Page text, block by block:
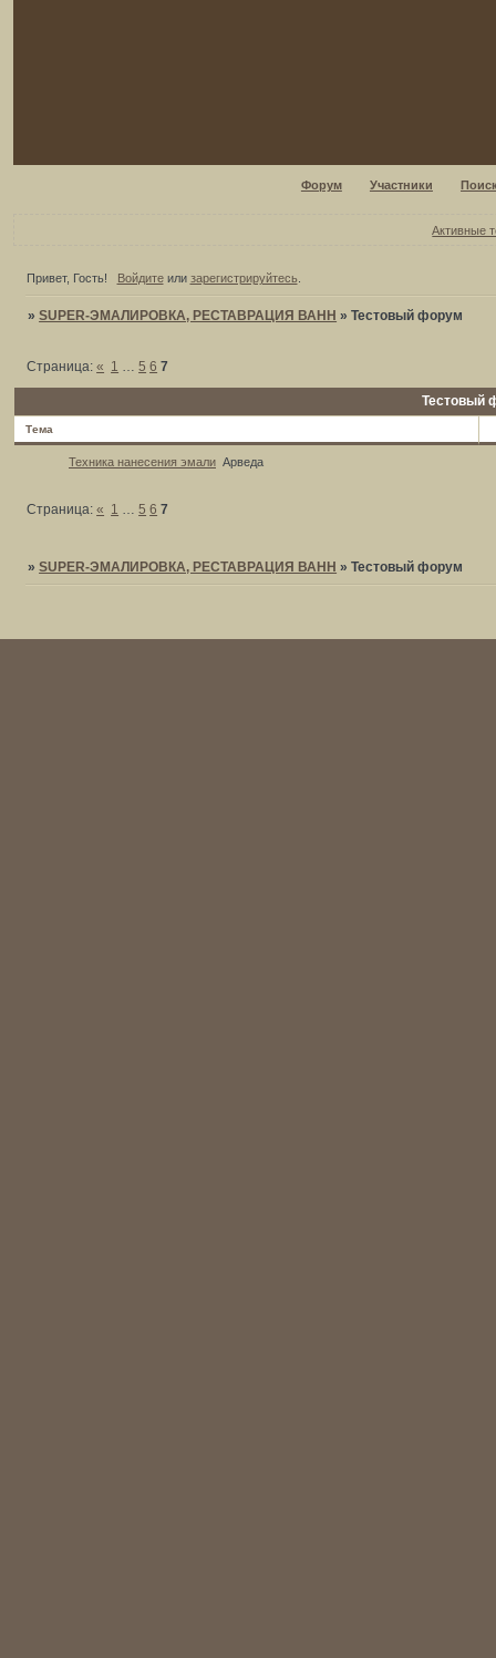
Форум Участники
Активные
Привет, Гость! Войдитеили зарегистрируйтесь.
»SUPER-ЭМАЛИРОВКА, РЕСТАВРАЦИЯ ВАНН »Тестовый форум
Тестовый
Страница:« 1 … 5 6 7
Тема
Техника нанесения эмали Арведа
Страница:« 1 5 6 7
»SUPER-ЭМАЛИРОВКА, РЕСТАВРАЦИЯ ВАНН »Тестовый форум